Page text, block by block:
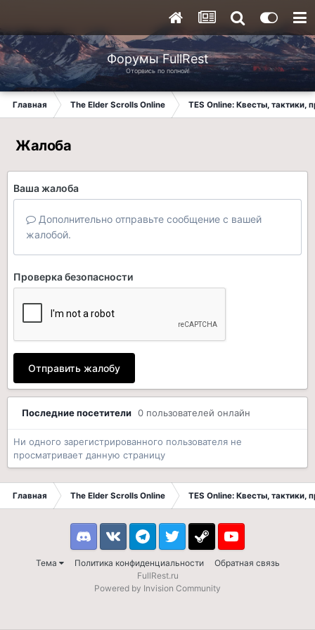
Форумы FullRest
Оторвись по полной!
Главная The Elder Scrolls Online TES Online: Квесты, тактики,
Жалоба
Ваша жалоба
Дополнительно отправьте сообщение с вашей
жалобой.
Проверка безопасности
Отправить жалобу
Последние посетители 0 пользователей онлайн
Ни одного зарегистрированного пользователя не
просматривает данную страницу
Главная The Elder Scrolls Online TES Online: Квесты, тактики,
Тема Политика конфиденциальности Обратная связь
DiscordVK TelegramTwitter Steam Youtube
FullRest.ru
Powered by Invision Community